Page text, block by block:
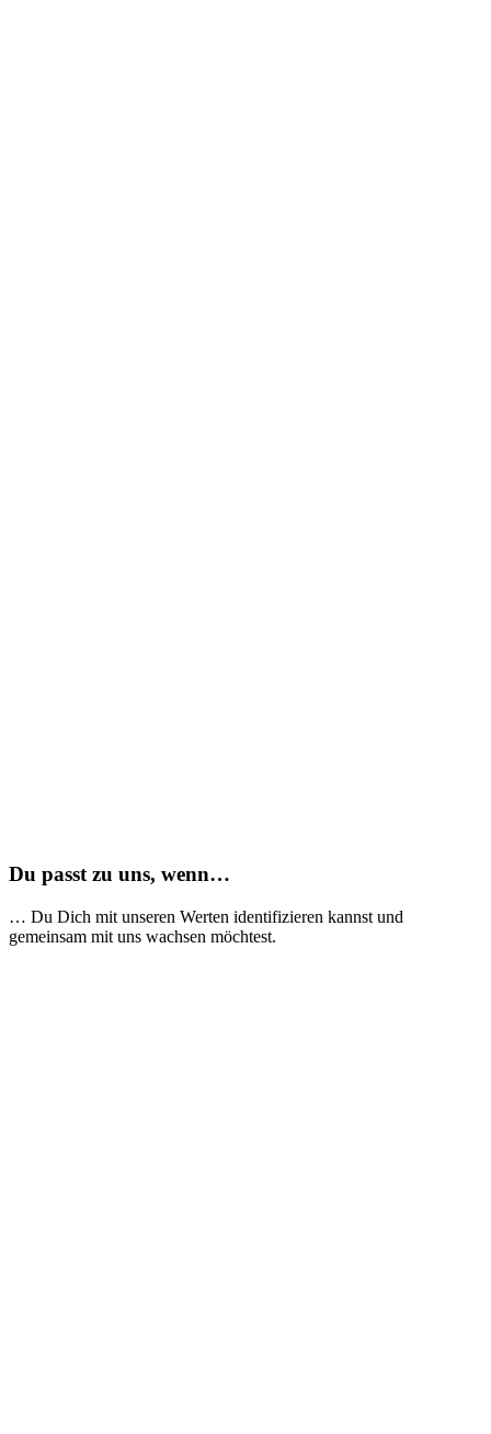
Du passt zu uns, wenn…
… Du Dich mit unseren Werten identifizieren kannst und
gemeinsam mit uns wachsen möchtest.